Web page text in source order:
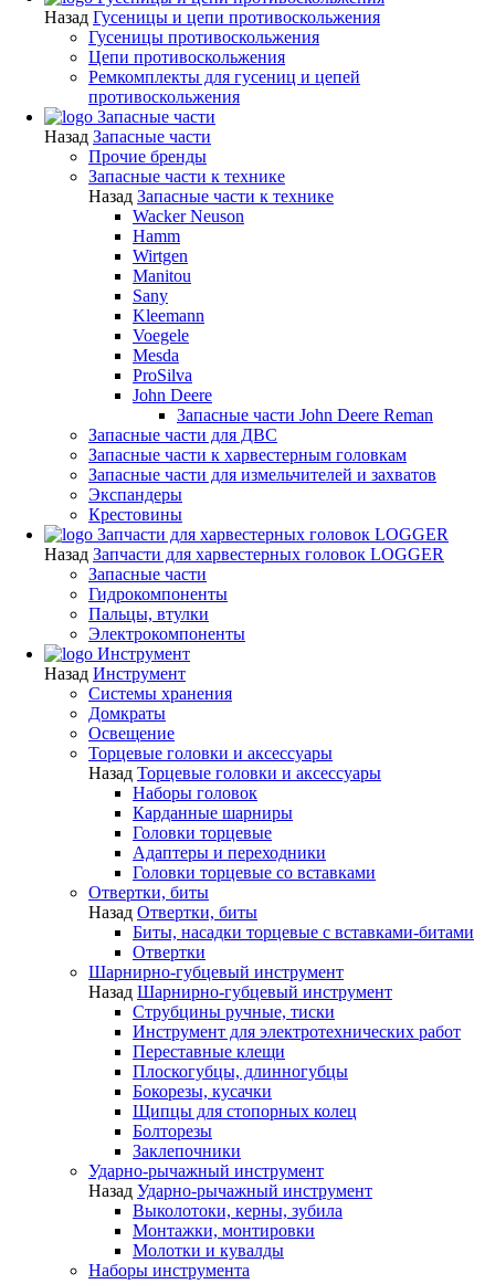
Назад Гусеницы и цепи противоскольжения
Гусеницы противоскольжения
Цепи противоскольжения
Ремкомплекты для гусениц и цепей
противоскольжения
Запасные части
Назад Запасные части
Прочие бренды
Запасные части к технике
Назад Запасные части к технике
Wacker Neuson
Hamm
Wirtgen
Manitou
Sany
Kleemann
Voegele
Mesda
ProSilva
John Deere
Запасные части John Deere Reman
Запасные части для ДВС
Запасные части к харвестерным головкам
Запасные части для измельчителей и захватов
Экспандеры
Крестовины
Запчасти для харвестерных головок LOGGER
Назад Запчасти для харвестерных головок LOGGER
Запасные части
Гидрокомпоненты
Пальцы, втулки
Электрокомпоненты
Инструмент
Назад Инструмент
Системы хранения
Домкраты
Освещение
Торцевые головки и аксессуары
Назад Торцевые головки и аксессуары
Наборы головок
Карданные шарниры
Головки торцевые
Адаптеры и переходники
Головки торцевые со вставками
Отвертки, биты
Назад Отвертки, биты
Биты, насадки торцевые с вставками-битами
Отвертки
Шарнирно-губцевый инструмент
Назад Шарнирно-губцевый инструмент
Струбцины ручные, тиски
Инструмент для электротехнических работ
Переставные клещи
Плоскогубцы, длинногубцы
Бокорезы, кусачки
Щипцы для стопорных колец
Болторезы
Заклепочники
Ударно-рычажный инструмент
Назад Ударно-рычажный инструмент
Выколотоки, керны, зубила
Монтажки, монтировки
Молотки и кувалды
Наборы инструмента